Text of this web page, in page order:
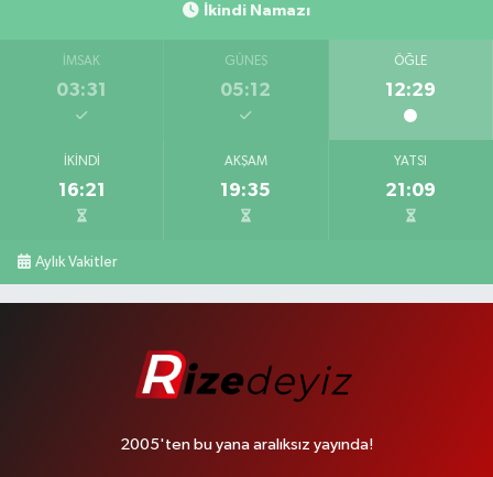
İkindi Namazı
İMSAK
03:31
GÜNEŞ
05:12
ÖĞLE
12:29
İKINDI
16:21
AKŞAM
19:35
YATSI
21:09
Aylık Vakitler
2005'ten bu yana aralıksız yayında!